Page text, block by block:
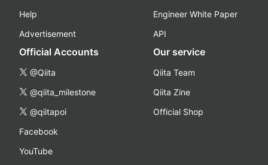
Help
Advertisement
Engineer White Paper
API
Official Accounts
@Qiita
@qiita_milestone
@qiitapoi
Facebook
YouTube
Our service
Qiita Team
Qiita Zine
Official Shop